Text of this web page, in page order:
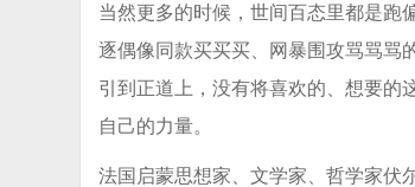
当然更多的时候，世间百态里都是跑
逐偶像同款买买买、网暴围攻骂骂骂
引到正道上，没有将喜欢的、想要的
自己的力量。
法国启蒙思想家、文学家、哲学家伏